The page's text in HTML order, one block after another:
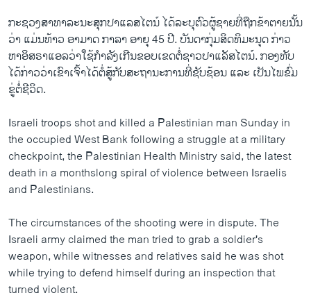
ກະ​ຊວງ​ສາ​ທາ​ລະ​ນະ​ສຸກ​ປາ​ແລ​ສ​ໄຕ​ນ໌ ໄດ້​ລະ​ບຸ​ຕົວ​ຜູ້​ຊາຍ​ທີ່​ຖືກ​ຂ້າ​ຕາຍນັ້ນ
ວ່າ​ ແມ່ນ​ທ້າວ ​ອາ​ມາດ ກາ​ລາ ອາ​ຍຸ 45 ປີ. ບັນ​ດາ​ກຸ່ມ​ສິດ​ທິ​ມະ​ນຸດ ກ່າວ​
ຫາ​ອິ​ສ​ຣາ​ແອ​ລ​ວ່າ​ໃຊ້​ກຳ​ລັງເກີນ​ຂອບ​ເຂດ​ຕໍ່ຊ​າວ​ປາ​ແລັ​ສ​ໄຕ​ນ໌. ກອງ​ທັບ​
ໄດ້ກ່າວ​ວ່າເຂົາ​ເຈົ້າ​ໄດ້​ຕໍ່​ສູ້​ກັບ​ສະ​ຖາ​ນະ​ການ​ທີ່​ຊັບ​ຊ້ອນ ແລະ ເປັນ​ໄພຂົ່ມ​
ຂູ່​ຕໍ່​ຊີ​ວິດ.
Israeli troops shot and killed a Palestinian man Sunday in
the occupied West Bank following a struggle at a military
checkpoint, the Palestinian Health Ministry said, the latest
death in a monthslong spiral of violence between Israelis
and Palestinians.
The circumstances of the shooting were in dispute. The
Israeli army claimed the man tried to grab a soldier's
weapon, while witnesses and relatives said he was shot
while trying to defend himself during an inspection that
turned violent.